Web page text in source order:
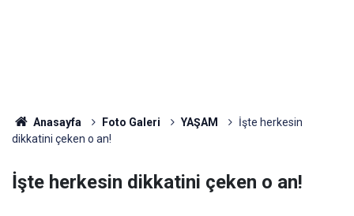
Anasayfa Foto Galeri YAŞAM
İşte herkesin
dikkatini çeken o an!
İşte herkesin dikkatini çeken o an!